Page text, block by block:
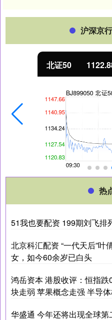
沪深京
北证50
热
51我也要配资 199期刘飞排
北京科汇配资 “一代天后”
女，如今60余岁已白头
鸿岳资本 港股收评：恒指
块走弱 苹果概念走强 半导
华盛通 今年还将出现全球